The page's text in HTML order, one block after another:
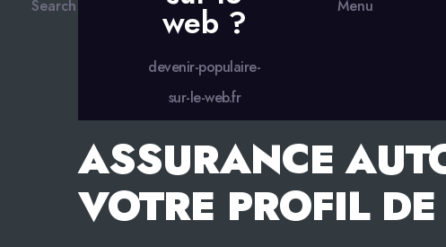
Search web ?
devenir-populaire-
sur-le-web.fr
Menu
ASSURANCE
VOTRE PROFIL